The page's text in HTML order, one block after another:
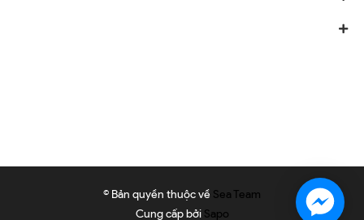
© Bản quyền thuộc về Sea Team
Cung cấp bởi Sapo